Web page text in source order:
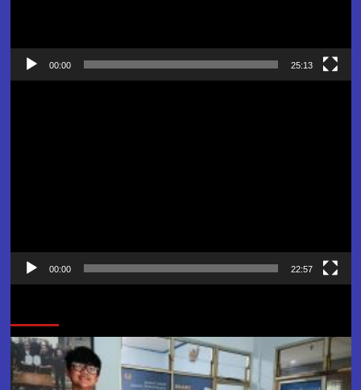
00:00 25:13
00:00 22:57